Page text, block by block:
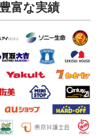
富な実績